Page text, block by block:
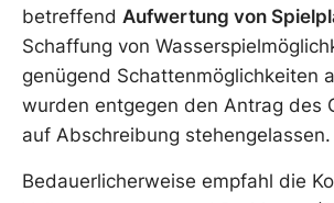
betreffend Aufwertung von
Schaffung von
genügend Schattenmöglichkeiten
wurden entgegen den Antrag des
auf Abschreibung stehengelassen.
Bedauerlicherweise empfahl die